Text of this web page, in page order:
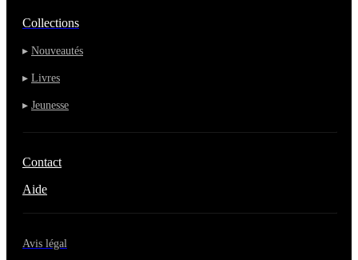
Collections
▸ Nouveautés
▸ Livres
▸ Jeunesse
Contact
Aide
Avis légal